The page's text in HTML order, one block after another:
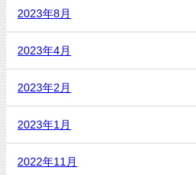
2023年8月
2023年4月
2023年2月
2023年1月
2022年11月